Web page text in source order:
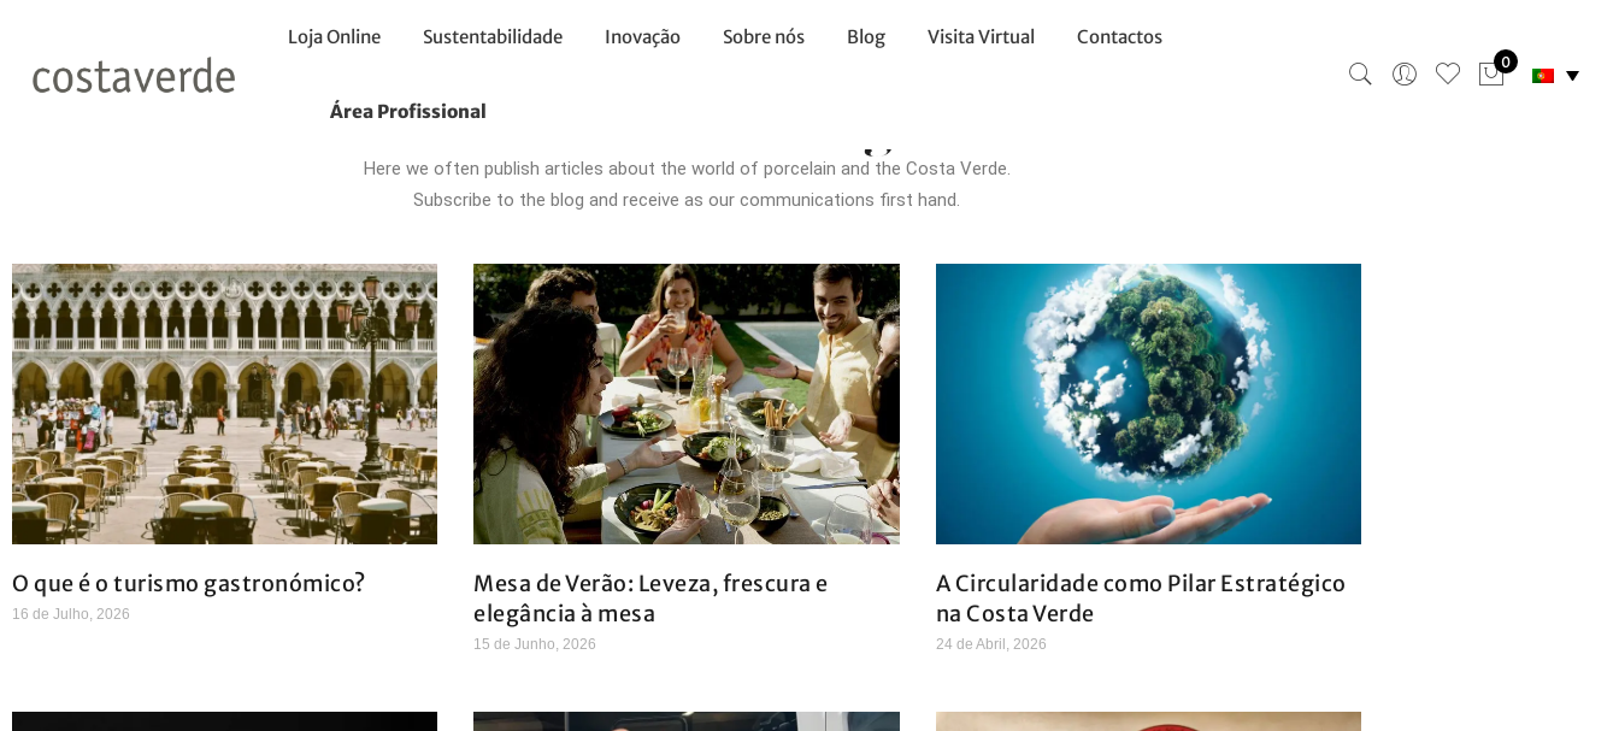
Loja Online Sustentabilidade Inovação Sobre nós Blog Visita Virtual Contactos
Área Profissional
0
Follow our blog
Here we often publish articles about the world of porcelain and the Costa Verde.
Subscribe to the blog and receive as our communications first hand.
O que é o turismo gastronómico?
16 de Julho, 2026
Mesa de Verão: Leveza, frescura e
elegância à mesa
15 de Junho, 2026
A Circularidade como Pilar Estratégico
na Costa Verde
24 de Abril, 2026